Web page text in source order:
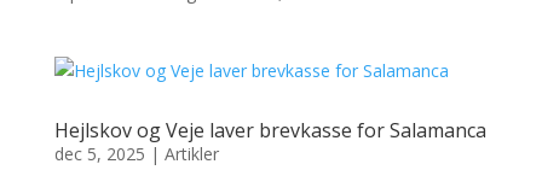
Hejlskov og Veje laver brevkasse for Salamanca
dec 5, 2025 | Artikler